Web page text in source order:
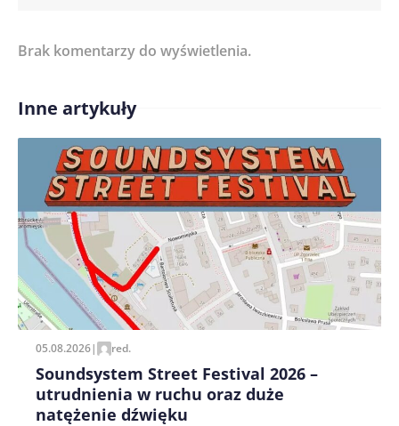
Treść komentarza*
Imię/ Nick*
Zapamiętaj moje dane w tej przeglądarce podczas
pisania kolejnych komentarzy.
Brak komentarzy do wyświetlenia.
Inne artykuły
05.08.2026| red.
Soundsystem Street Festival 2026 –
utrudnienia w ruchu oraz duże
natężenie dźwięku